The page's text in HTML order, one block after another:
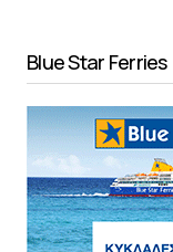
Blue Star Ferries